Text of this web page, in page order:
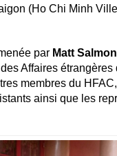
(Ho Chi Minh
par Matt Salmon
Affaires
membres du HFAC,
ainsi que les